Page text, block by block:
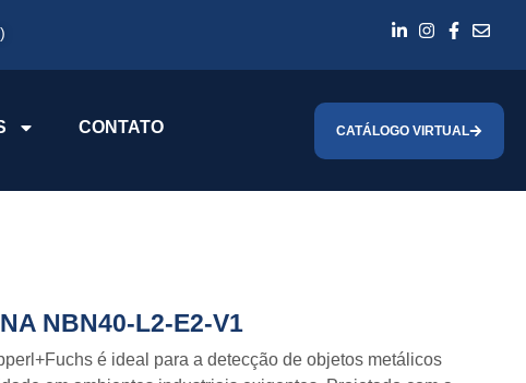
CONTATO CATÁLOGO VIRTUAL
NBN40-L2-E2-V1
é ideal para a detecção de objetos metálicos